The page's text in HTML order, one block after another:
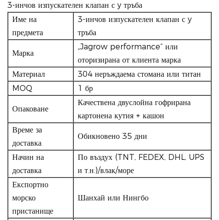
3-инчов изпускателен клапан с y тръба
Име на
предмета
3-инчов изпускателен клапан с y
тръба
Марка
„Jagrow performance“ или
оторизирана от клиента марка
Материал
304 неръждаема стомана или титан
MOQ
1 бр
Опаковане
Качествена двуслойна гофрирана
картонена кутия + кашон
Време за
доставка
Обикновено 35 дни
Начин на
доставка
По въздух (TNT, FEDEX, DHL, UPS
и т.н.)/влак/море
Експортно
морско
пристанище
Шанхай или Нингбо